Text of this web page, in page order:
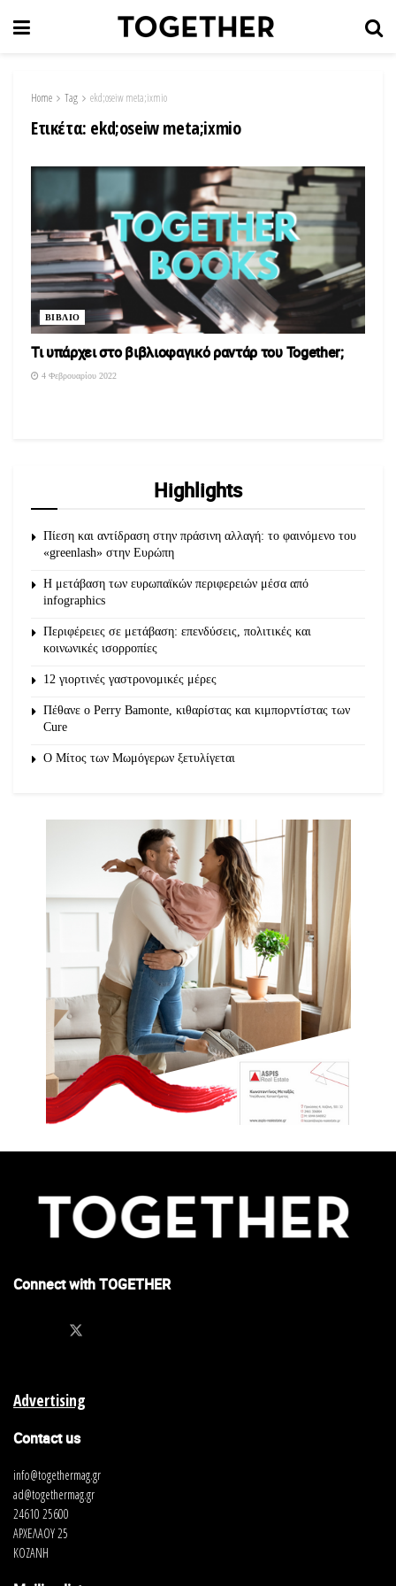
Home Tag ekd;oseiw meta;ixmio
Ετικέτα: ekd;oseiw meta;ixmio
ΒΙΒΛΙΟ
Τι υπάρχει στο βιβλιοφαγικό ραντάρ του Together;
4 Φεβρουαρίου 2022
Highlights
Πίεση και αντίδραση στην πράσινη αλλαγή: το φαινόμενο του
«greenlash» στην Ευρώπη
Η μετάβαση των ευρωπαϊκών περιφερειών μέσα από
infographics
Περιφέρειες σε μετάβαση: επενδύσεις, πολιτικές και
κοινωνικές ισορροπίες
12 γιορτινές γαστρονομικές μέρες
Πέθανε ο Perry Bamonte, κιθαρίστας και κιμπορντίστας των
Cure
O Μίτος των Μωμόγερων ξετυλίγεται
Connect with TOGETHER
Advertising
Contact us
info@togethermag.gr
ad@togethermag.gr
24610 25600
ΑΡΧΕΛΑΟΥ 25
ΚΟΖΑΝΗ